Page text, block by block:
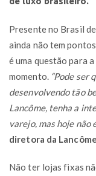
Presente no Brasil
ainda não tem
é uma questão para
momento. “Pode ser
desenvolvendo tão
Lancôme, tenha a
varejo, mas hoje não
diretora da
Não ter lojas fixas